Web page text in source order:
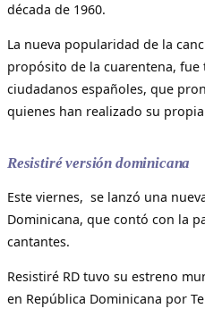
década de 1960.
La nueva popularidad de la
propósito de la cuarentena,
ciudadanos españoles, que
quienes han realizado su
Resistiré versión dominicana
Este viernes, se lanzó una
Dominicana, que contó con la
cantantes.
Resistiré RD tuvo su estreno
en República Dominicana por